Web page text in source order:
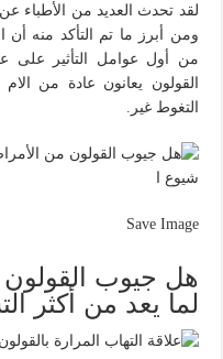
لقد تحدث العديد من الأطباء
ومن أبرز ما تم التأكد منه أن
من أول عوامل التأثير على
القولون يعانون عادة من
التغوط غير.
Save Image
هل جيوب
لما يعد من أكثر